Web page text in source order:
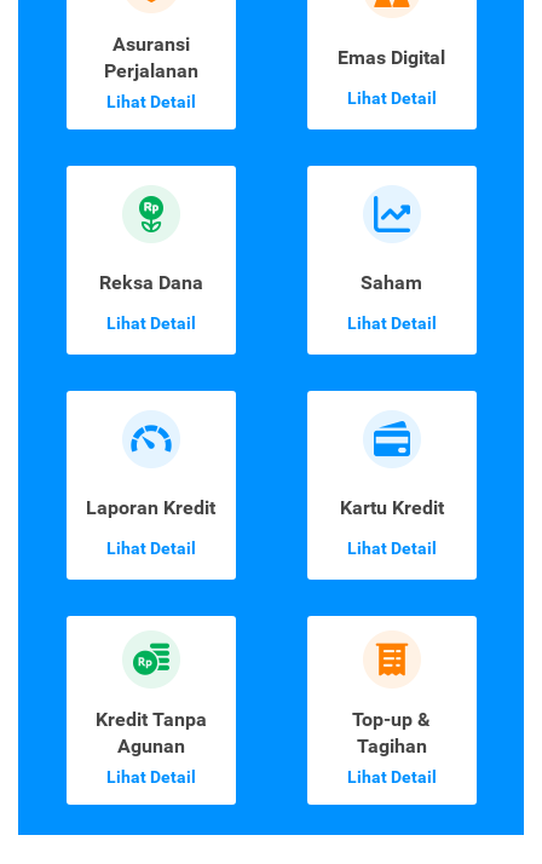
Asuransi
Perjalanan
Lihat Detail
Emas Digital
Lihat Detail
Reksa Dana
Lihat Detail
Saham
Lihat Detail
Laporan Kredit
Lihat Detail
Kartu Kredit
Lihat Detail
Kredit Tanpa
Agunan
Lihat Detail
Top-up &
Tagihan
Lihat Detail